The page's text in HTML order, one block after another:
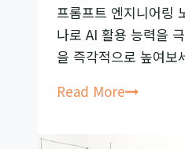
한
비
즈
프롬프트 엔지니어링
나로 AI 활용 능력을
을 즉각적으로 높여보
Read More업